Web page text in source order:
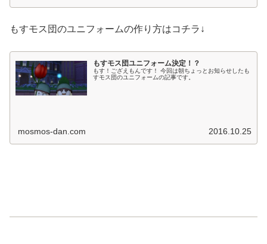
もすモス団のユニフォームの作り方はコチラ↓
もすモス団ユニフォーム決定！？
もす！ござえもんです！ 今回は朝ちょっとお知らせしたも
すモス団のユニフォームの記事です。
mosmos-dan.com 2016.10.25